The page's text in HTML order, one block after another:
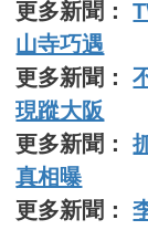
更多新聞：
山寺巧遇
更多新聞：
現蹤大阪
更多新聞：
真相曝
更多新聞：